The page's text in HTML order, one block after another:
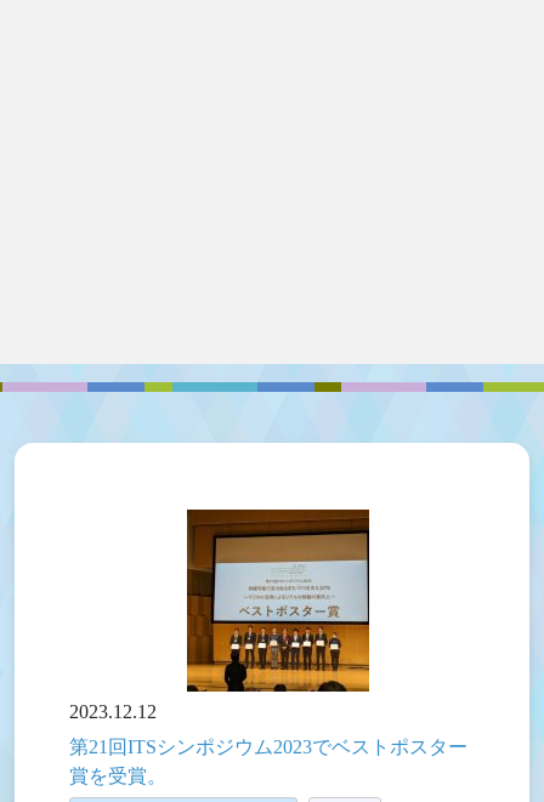
2023.12.12
第21回ITSシンポジウム2023でベストポスター
賞を受賞。